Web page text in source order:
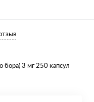
бора) 3 мг 250 капсул